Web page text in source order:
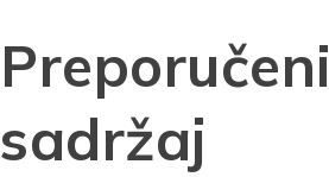
Preporučeni
sadržaj